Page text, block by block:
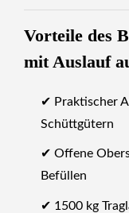
Vorteile des
mit Auslauf
✔ Praktischer
Schüttgütern
✔ Offene
Befüllen
✔ 1500 kg